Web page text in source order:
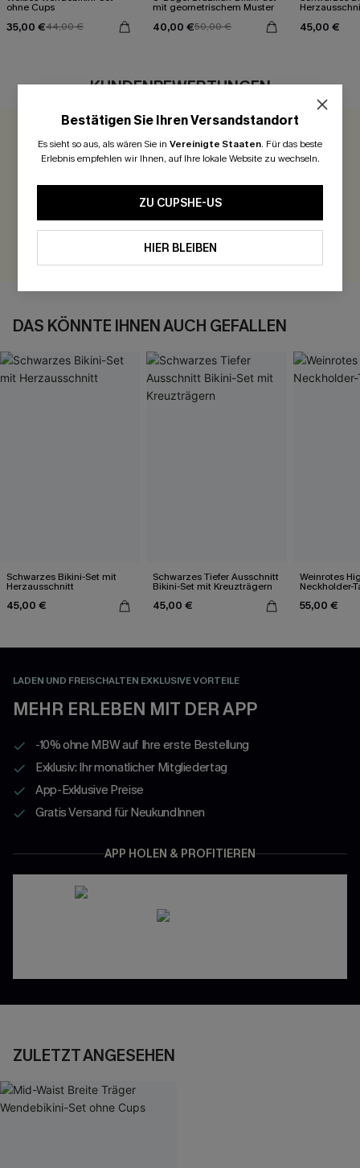
ohne Cups
35,00 €44,00 €
mit geometrischem Muster
40,00 €50,00 € 45,00 €
KUNDENBEWERTUNGEN
0.0
Seien Sie der Erste, der bewertet
300 Punkte für Ihre Bewertung!
BEWERTEN
DAS KÖNNTE IHNEN AUCH GEFALLEN
Schwarzes Bikini-Set mit
Herzausschnitt
45,00 €
Schwarzes Tiefer Ausschnitt
Bikini-Set mit Kreuzträgern
45,00 €
Weinrotes
Neckholder-
55,00 €
LADEN UND FREISCHALTEN EXKLUSIVE VORTEILE
MEHR ERLEBEN MIT DER APP
-10% ohne MBW auf Ihre erste Bestellung
Exklusiv: Ihr monatlicher Mitgliedertag
App-Exklusive Preise
Gratis Versand für NeukundInnen
APP HOLEN & PROFITIEREN
ZULETZT ANGESEHEN
Bestätigen Sie Ihren Versandstandort
Es sieht so aus, als wären Sie in Vereinigte Staaten. Für das beste
Erlebnis empfehlen wir Ihnen, auf Ihre lokale Website zu wechseln.
ZU CUPSHE-US
HIER BLEIBEN